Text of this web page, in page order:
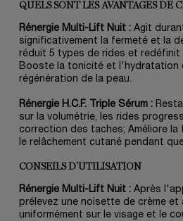
QUELS SONT LES AVANTAGES DE
Rénergie Multi-Lift Nuit : Agit
significativement la fermeté et la
réduit 5 types de rides et redéfinit
Booste la tonicité et l'hydratation
régénération de la peau.
Rénergie H.C.F. Triple Sérum :
sur la volumétrie, les rides
correction des taches; Améliore
le relâchement cutané pendant
CONSEILS D'UTILISATION
Rénergie Multi-Lift Nuit : Après
prélevez une noisette de crème et
uniformément sur le visage et le